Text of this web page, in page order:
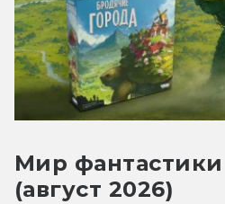
Мир
(август 2026)